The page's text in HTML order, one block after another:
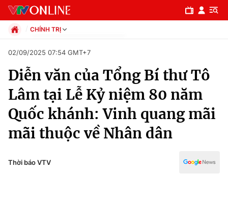
Chuyên mục
Chính trị
Xã hội
Pháp luật
CHÍNH TRỊ
Xã hội
Pháp luật
Thể thao
Truyền hình
Văn hóa - Giải trí
Y tế
Công nghệ
02/09/2025 07:54 GMT+7
Diễn văn của Tổng Bí thư Tô
Lâm tại Lễ Kỷ niệm 80 năm
Quốc khánh: Vinh quang mãi
mãi thuộc về Nhân dân
Thời báo VTV